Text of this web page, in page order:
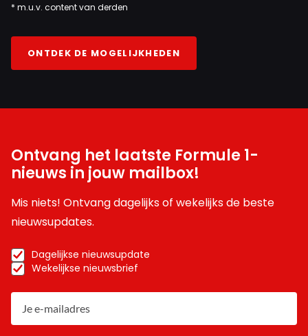
* m.u.v. content van derden
ONTDEK DE MOGELIJKHEDEN
Ontvang het laatste Formule 1-
nieuws in jouw mailbox!
Mis niets! Ontvang dagelijks of wekelijks de beste
nieuwsupdates.
Dagelijkse nieuwsupdate
Wekelijkse nieuwsbrief